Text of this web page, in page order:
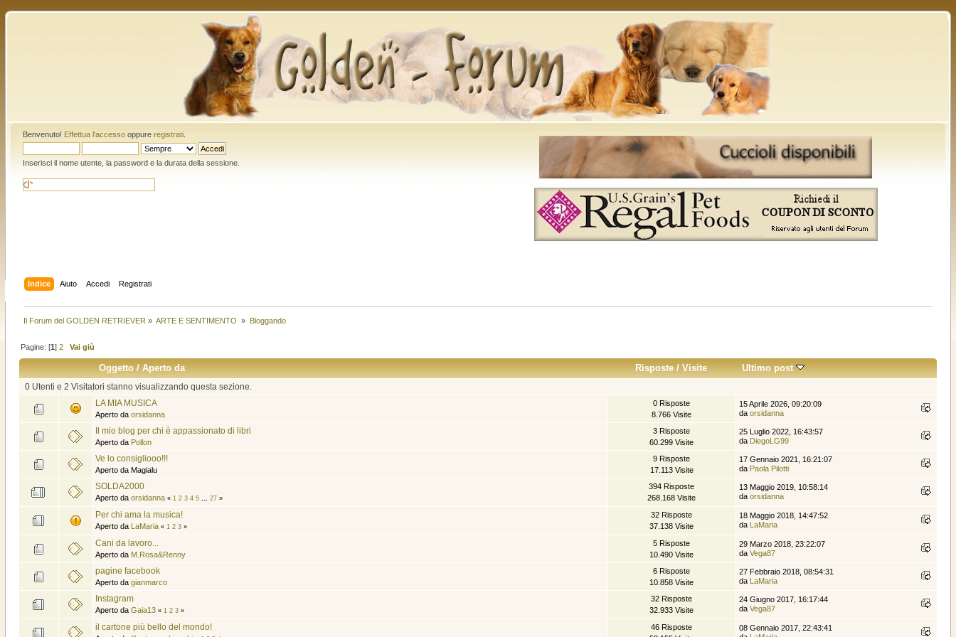
Benvenuto! Effettua l'accessooppure registrati.
Inserisci il nome utente, la password e la durata della sessione.
Indice Aiuto Accedi Registrati
Il Forum del GOLDEN RETRIEVER » ARTE E SENTIMENTO » Bloggando
Pagine: [1] 2 Vai giù
Oggetto/Aperto da Risposte/Visite Ultimo post
0 Utenti e 2 Visitatori stanno visualizzando questa sezione.
LA MIA MUSICA
Aperto da orsidanna
0 Risposte
8.766 Visite
15 Aprile 2026, 09:20:09
da orsidanna
Il mio blog per chi è appassionato di libri
Aperto da Pollon
3 Risposte
60.299 Visite
25 Luglio 2022, 16:43:57
da DiegoLG99
Ve lo consigliooo!!!
Aperto da Magialu
9 Risposte
17.113 Visite
17 Gennaio 2021, 16:21:07
da Paola Pilotti
SOLDA2000
Aperto da orsidanna « 1 2 3 4 5 27»
394 Risposte
268.168 Visite
13 Maggio 2019, 10:58:14
da orsidanna
Per chi ama la musica!
Aperto da LaMaria « 1 2 3»
32 Risposte
37.138 Visite
18 Maggio 2018, 14:47:52
da LaMaria
Cani da lavoro...
Aperto da M.Rosa&Renny
5 Risposte
10.490 Visite
29 Marzo 2018, 23:22:07
da Vega87
pagine facebook
Aperto da gianmarco
6 Risposte
10.858 Visite
27 Febbraio 2018, 08:54:31
da LaMaria
Instagram
Aperto da Gaia13 « 1 2 3»
32 Risposte
32.933 Visite
24 Giugno 2017, 16:17:44
da Vega87
il cartone più bello del mondo!
46 Risposte
08 Gennaio 2017, 22:43:41